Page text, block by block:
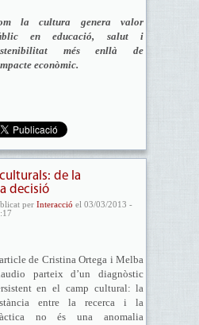
la cultura genera valor
en educació, salut i
més enllà de
econòmic.
de la
decisió
per Interacció el 03/03/2013 -
de Cristina Ortega i Melba
parteix d’un diagnòstic
en el camp cultural: la
entre la recerca i la
no és una anomalia